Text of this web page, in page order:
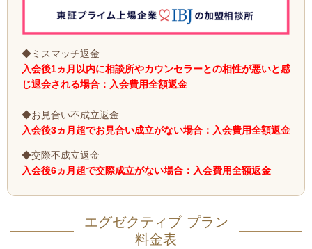
◆ミスマッチ返金
入会後1ヵ月以内に相談所やカウンセラーとの相性が悪いと感
じ退会される場合：入会費用全額返金
◆お見合い不成立返金
入会後3ヵ月超でお見合い成立がない場合：入会費用全額返金
◆交際不成立返金
入会後6ヵ月超で交際成立がない場合：入会費用全額返金
エグゼクティブ プラン
料金表